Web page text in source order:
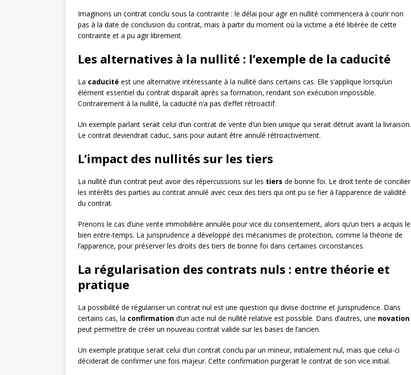
Imaginons un contrat conclu sous la contrainte : le délai pour agir en nullité commencera à courir non
pas à la date de conclusion du contrat, mais à partir du moment où la victime a été libérée de cette
contrainte et a pu agir librement.
Les alternatives à la nullité : l’exemple de la caducité
La caducité est une alternative intéressante à la nullité dans certains cas. Elle s’applique lorsqu’un
élément essentiel du contrat disparaît après sa formation, rendant son exécution impossible.
Contrairement à la nullité, la caducité n’a pas d’effet rétroactif.
Un exemple parlant serait celui d’un contrat de vente d’un bien unique qui serait détruit avant la livraison.
Le contrat deviendrait caduc, sans pour autant être annulé rétroactivement.
L’impact des nullités sur les tiers
La nullité d’un contrat peut avoir des répercussions sur les tiers de bonne foi. Le droit tente de concilier
les intérêts des parties au contrat annulé avec ceux des tiers qui ont pu se fier à l’apparence de validité
du contrat.
Prenons le cas d’une vente immobilière annulée pour vice du consentement, alors qu’un tiers a acquis le
bien entre-temps. La jurisprudence a développé des mécanismes de protection, comme la théorie de
l’apparence, pour préserver les droits des tiers de bonne foi dans certaines circonstances.
La régularisation des contrats nuls : entre théorie et
pratique
La possibilité de régulariser un contrat nul est une question qui divise doctrine et jurisprudence. Dans
certains cas, la confirmation d’un acte nul de nullité relative est possible. Dans d’autres, une novation
peut permettre de créer un nouveau contrat valide sur les bases de l’ancien.
Un exemple pratique serait celui d’un contrat conclu par un mineur, initialement nul, mais que celui-ci
déciderait de confirmer une fois majeur. Cette confirmation purgerait le contrat de son vice initial.